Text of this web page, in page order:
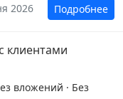
2026
Подробнее
клиентами
вложений · Без